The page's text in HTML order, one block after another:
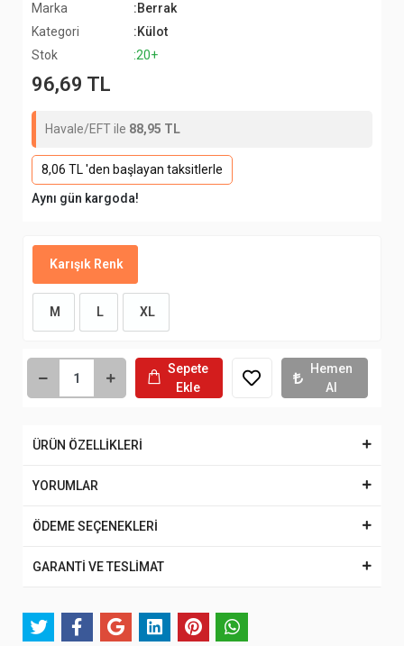
Marka
:Berrak
Kategori
:Külot
Stok
:20+
96,69 TL
Havale/EFT ile 88,95 TL
8,06 TL 'den başlayan taksitlerle
Aynı gün kargoda!
Karışık Renk
M L XL
Sepete
Ekle
Hemen
Al
ÜRÜN ÖZELLİKLERİ
YORUMLAR
ÖDEME SEÇENEKLERİ
GARANTİ VE TESLİMAT